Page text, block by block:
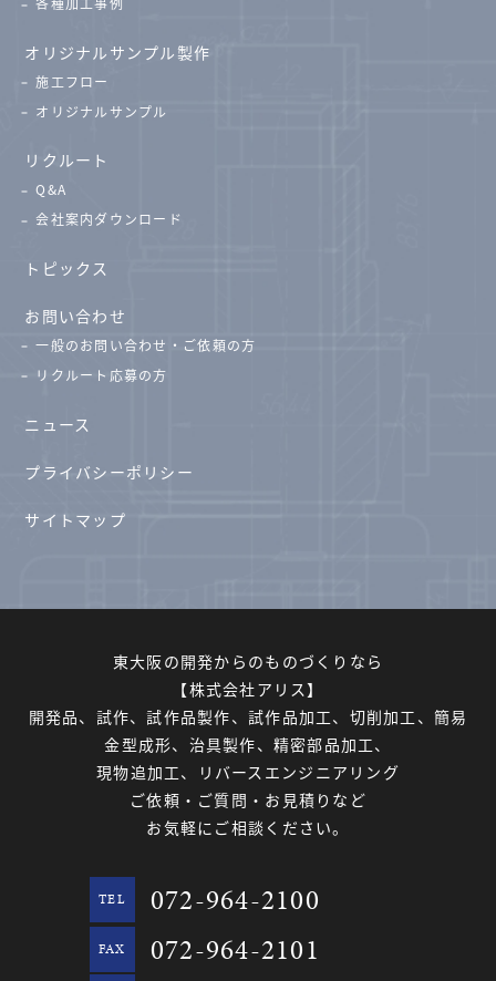
オリジナルサンプル製作
施工フロー
オリジナルサンプル
リクルート
Q&A
会社案内ダウンロード
トピックス
お問い合わせ
一般のお問い合わせ・ご依頼の方
リクルート応募の方
ニュース
プライバシーポリシー
サイトマップ
東大阪の開発からのものづくりなら
【株式会社アリス】
開発品、試作、試作品製作、試作品加工、切削加工、簡易
金型成形、治具製作、精密部品加工、
現物追加工、リバースエンジニアリング
ご依頼・ご質問・お見積りなど
お気軽にご相談ください。
TEL 072-964-2100
FAX 072-964-2101